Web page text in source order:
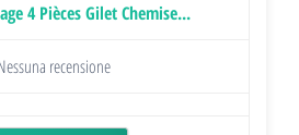
4 Pièces Gilet Chemise...
recensione